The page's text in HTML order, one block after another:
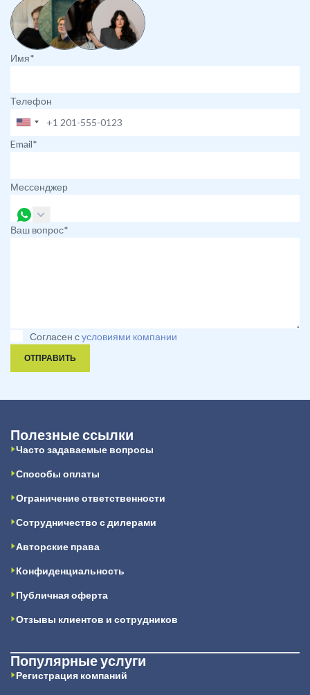
Имя*
Телефон
Email*
Мессенджер
Ваш вопрос*
Согласен сусловиями компании
ОТПРАВИТЬ
Полезные ссылки
Часто задаваемые вопросы
Способы оплаты
Ограничение ответственности
Сотрудничество с дилерами
Авторские права
Конфиденциальность
Публичная оферта
Отзывы клиентов и сотрудников
Популярные услуги
Регистрация компаний